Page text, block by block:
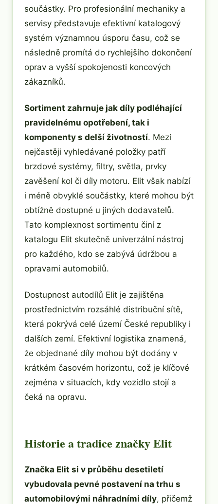
součástky. Pro profesionální mechaniky a
servisy představuje efektivní katalogový
systém významnou úsporu času, což se
následně promítá do rychlejšího dokončení
oprav a vyšší spokojenosti koncových
zákazníků.
Sortiment zahrnuje jak díly podléhající
pravidelnému opotřebení, tak i
komponenty s delší životností. Mezi
nejčastěji vyhledávané položky patří
brzdové systémy, filtry, světla, prvky
zavěšení kol či díly motoru. Elit však nabízí
i méně obvyklé součástky, které mohou být
obtížně dostupné u jiných dodavatelů.
Tato komplexnost sortimentu činí z
katalogu Elit skutečně univerzální nástroj
pro každého, kdo se zabývá údržbou a
opravami automobilů.
Dostupnost autodílů Elit je zajištěna
prostřednictvím rozsáhlé distribuční sítě,
která pokrývá celé území České republiky i
dalších zemí. Efektivní logistika znamená,
že objednané díly mohou být dodány v
krátkém časovém horizontu, což je klíčové
zejména v situacích, kdy vozidlo stojí a
čeká na opravu.
Historie a tradice značky Elit
Značka Elit si v průběhu desetiletí
vybudovala pevné postavení na trhu s
automobilovými náhradními díly, přičemž